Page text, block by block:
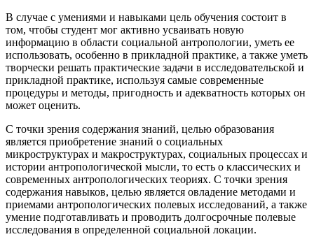
В случае с умениями и навыками цель обучения состоит в
том, чтобы студент мог активно усваивать новую
информацию в области социальной антропологии, уметь ее
использовать, особенно в прикладной практике, а также уметь
творчески решать практические задачи в исследовательской и
прикладной практике, используя самые современные
процедуры и методы, пригодность и адекватность которых он
может оценить.
С точки зрения содержания знаний, целью образования
является приобретение знаний о социальных
микроструктурах и макроструктурах, социальных процессах и
истории антропологической мысли, то есть о классических и
современных антропологических теориях. С точки зрения
содержания навыков, целью является овладение методами и
приемами антропологических полевых исследований, а также
умение подготавливать и проводить долгосрочные полевые
исследования в определенной социальной локации.